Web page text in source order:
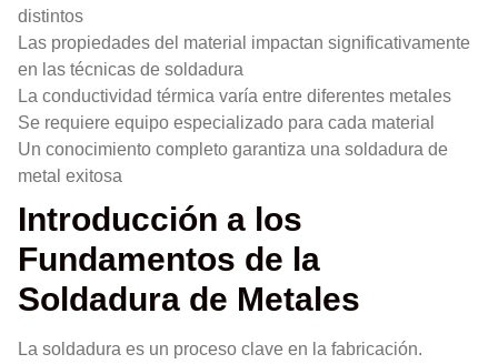
distintos
Las propiedades del material impactan significativamente
en las técnicas de soldadura
La conductividad térmica varía entre diferentes metales
Se requiere equipo especializado para cada material
Un conocimiento completo garantiza una soldadura de
metal exitosa
Introducción a los
Fundamentos de la
Soldadura de Metales
La soldadura es un proceso clave en la fabricación.